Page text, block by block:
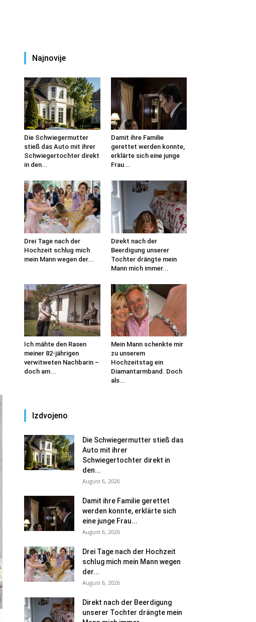
Najnovije
Die Schwiegermutter
stieß das Auto mit ihrer
Schwiegertochter direkt
in den...
Damit ihre Familie
gerettet werden konnte,
erklärte sich eine junge
Frau...
Drei Tage nach der
Hochzeit schlug mich
mein Mann wegen der...
Direkt nach der
Beerdigung unserer
Tochter drängte mein
Mann mich immer...
Ich mähte den Rasen
meiner 82-jährigen
verwitweten Nachbarin –
doch am...
Mein Mann schenkte mir
zu unserem
Hochzeitstag ein
Diamantarmband. Doch
als...
Izdvojeno
Die Schwiegermutter stieß das
Auto mit ihrer
Schwiegertochter direkt in
den...
August 6, 2026
Damit ihre Familie gerettet
werden konnte, erklärte sich
eine junge Frau...
August 6, 2026
Drei Tage nach der Hochzeit
schlug mich mein Mann wegen
der...
August 6, 2026
Direkt nach der Beerdigung
unserer Tochter drängte mein